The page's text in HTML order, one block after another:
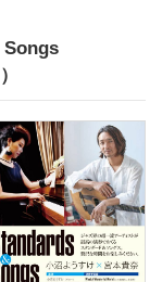
Songs